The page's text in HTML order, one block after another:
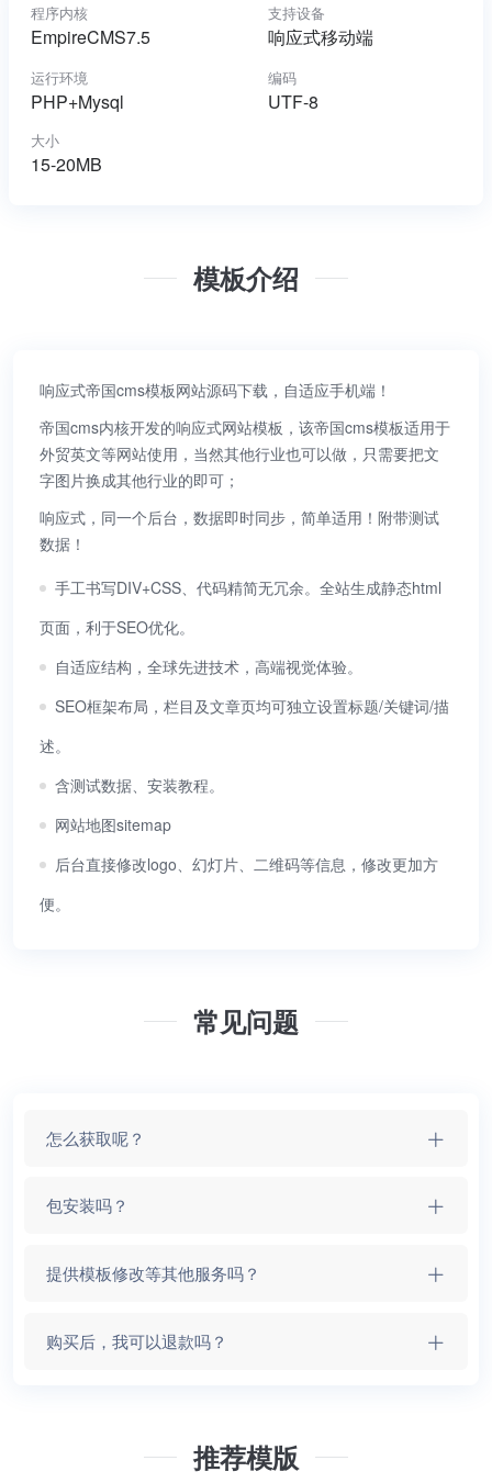
程序内核
EmpireCMS7.5
支持设备
响应式移动端
运行环境
PHP+Mysql
编码
UTF-8
大小
15-20MB
模板介绍
响应式帝国cms模板网站源码下载，自适应手机端！
帝国cms内核开发的响应式网站模板，该帝国cms模板适用于
外贸英文等网站使用，当然其他行业也可以做，只需要把文
字图片换成其他行业的即可；
响应式，同一个后台，数据即时同步，简单适用！附带测试
数据！
手工书写DIV+CSS、代码精简无冗余。全站生成静态html
页面，利于SEO优化。
自适应结构，全球先进技术，高端视觉体验。
SEO框架布局，栏目及文章页均可独立设置标题/关键词/描
述。
含测试数据、安装教程。
网站地图sitemap
后台直接修改logo、幻灯片、二维码等信息，修改更加方
便。
常见问题
怎么获取呢？
包安装吗？
提供模板修改等其他服务吗？
购买后，我可以退款吗？
推荐模版